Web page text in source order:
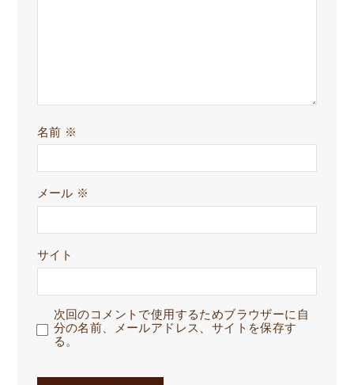
名前 ※
メール ※
サイト
次回のコメントで使用するためブラウザーに自
分の名前、メールアドレス、サイトを保存す
る。